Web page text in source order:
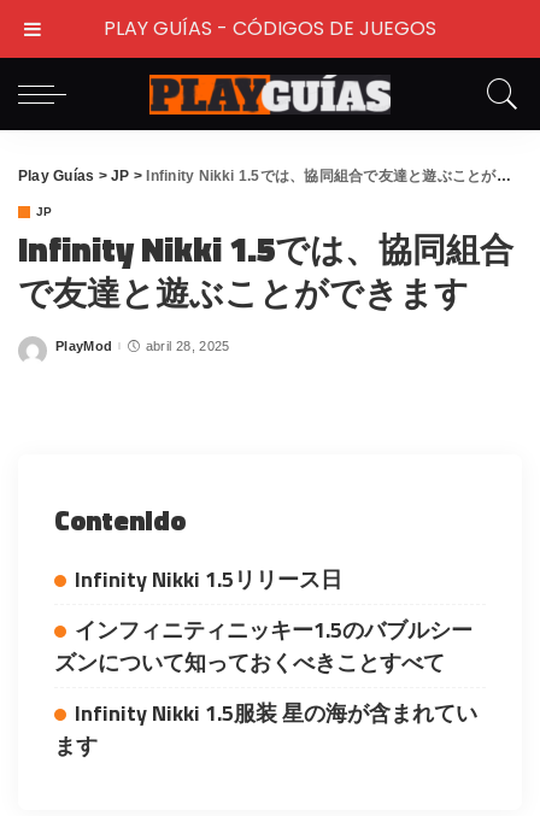
Play Guías >JP > Infinity Nikki 1.5では、協同組合で友達と遊ぶことができます
JP
Infinity Nikki 1.5では、協同組合
で友達と遊ぶことができます
Posted
PlayMod abril 28, 2025
Contenido
Infinity Nikki 1.5リリース日
インフィニティニッキー1.5のバブルシー
ズンについて知っておくべきことすべて
Infinity Nikki 1.5服装 星の海が含まれてい
ます
PLAY GUÍAS - CÓDIGOS DE JUEGOS